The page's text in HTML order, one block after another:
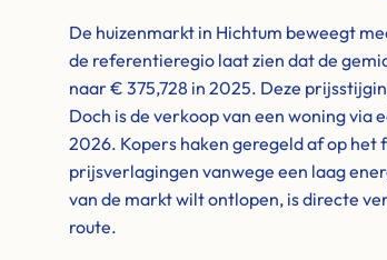
De huizenmarkt in Hichtum beweegt
de referentieregio laat zien dat de
naar € 375,728 in 2025. Deze
Doch is de verkoop van een woning via
2026. Kopers haken geregeld af op
prijsverlagingen vanwege een laag
van de markt wilt ontlopen, is directe
route.